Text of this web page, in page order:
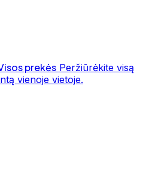
prekės Peržiūrėkite visą
vienoje vietoje.